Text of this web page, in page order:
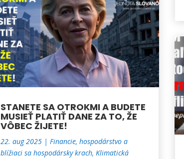
STANETE SA OTROKMI A BUDETE
MUSIEŤ PLATIŤ DANE ZA TO, ŽE
VÔBEC ŽIJETE!
22. aug 2025| Financie, hospodárstvo a
blížiaci sa hospodársky krach, Klimatická